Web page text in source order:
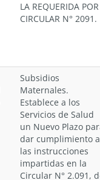
LA REQUERIDA POR
CIRCULAR N° 2091.
Subsidios
Maternales.
Establece a los
Servicios de Salud
un Nuevo Plazo
dar cumplimiento a
las instrucciones
impartidas en la
Circular N° 2.091,